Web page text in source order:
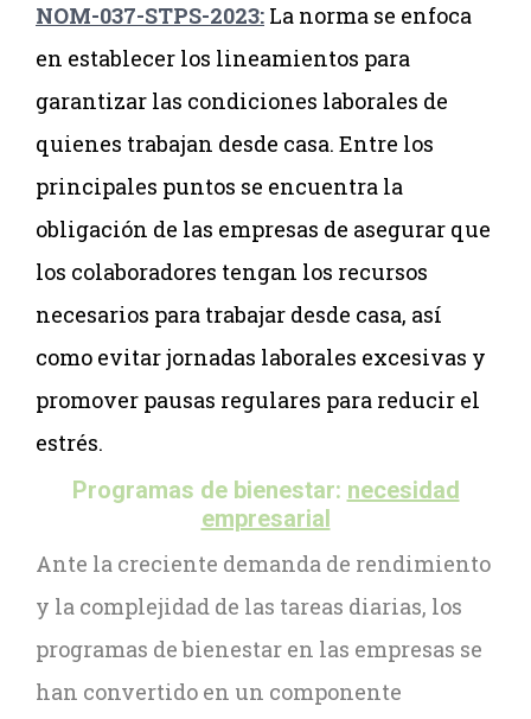
NOM-037-STPS-2023: La norma se enfoca
en establecer los lineamientos para
garantizar las condiciones laborales de
quienes trabajan desde casa. Entre los
principales puntos se encuentra la
obligación de las empresas de asegurar que
los colaboradores tengan los recursos
necesarios para trabajar desde casa, así
como evitar jornadas laborales excesivas y
promover pausas regulares para reducir el
estrés.
Programas de bienestar: necesidad
empresarial
Ante la creciente demanda de rendimiento
y la complejidad de las tareas diarias, los
programas de bienestar en las empresas se
han convertido en un componente